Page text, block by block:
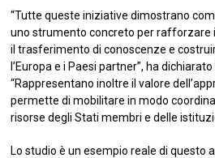
“Tutte queste iniziative dimostrano
uno strumento concreto per rafforzare
il trasferimento di conoscenze e
l’Europa e i Paesi partner”, ha
“Rappresentano inoltre il valore
permette di mobilitare in modo
risorse degli Stati membri e delle
Lo studio è un esempio reale di questo